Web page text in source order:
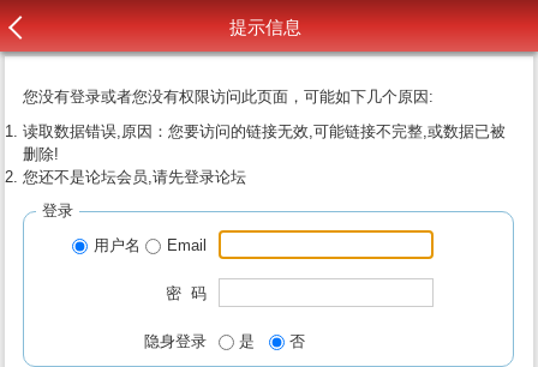
提示信息
您没有登录或者您没有权限访问此页面，可能如下几个原因:
读取数据错误,原因：您要访问的链接无效,可能链接不完整,或数据已被
删除!
您还不是论坛会员,请先登录论坛
登录
用户名
Email
密 码
隐身登录 是 否